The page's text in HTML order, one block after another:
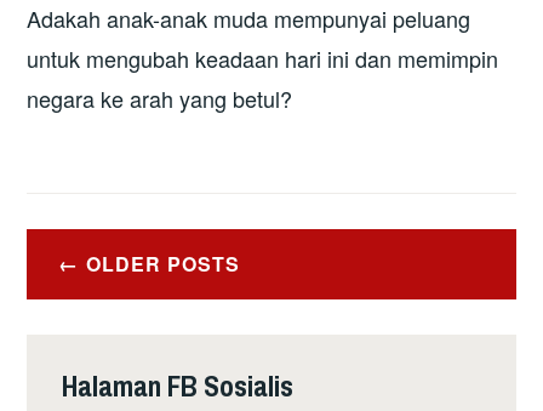
Adakah anak-anak muda mempunyai peluang
untuk mengubah keadaan hari ini dan memimpin
negara ke arah yang betul?
Posts
navigation
OLDER POSTS
Halaman FB Sosialis